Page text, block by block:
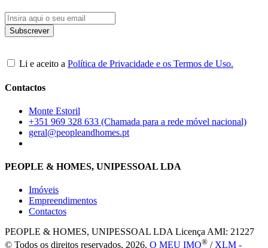
Li e aceito a Política de Privacidade e os Termos de Uso.
Contactos
Monte Estoril
+351 969 328 633 (Chamada para a rede móvel nacional)
geral@peopleandhomes.pt
PEOPLE & HOMES, UNIPESSOAL LDA
Imóveis
Empreendimentos
Contactos
PEOPLE & HOMES, UNIPESSOAL LDA Licença AMI: 21227
© Todos os direitos reservados, 2026. O MEU IMO® /XLM -